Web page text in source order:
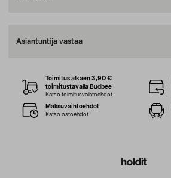
Asiantuntija vastaa
Toimitus alkaen 3,90 €
toimitustavalla Budbee
Katso toimitusvaihtoehdot
Maksuvaihtoehdot
Katso ostoehdot